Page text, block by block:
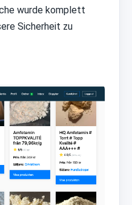
wurde komplett
Sicherheit zu